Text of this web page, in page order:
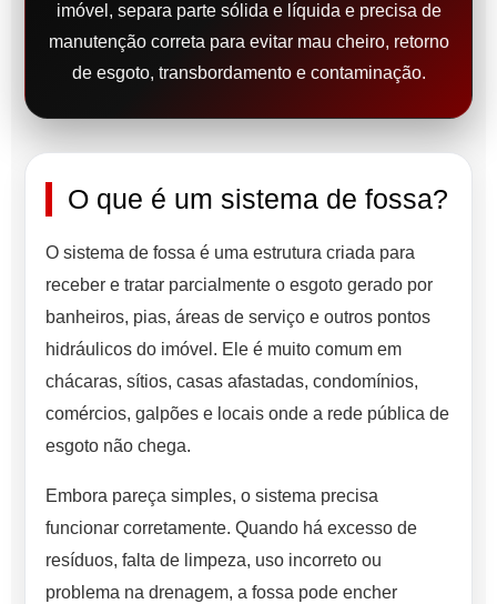
imóvel, separa parte sólida e líquida e precisa de
manutenção correta para evitar mau cheiro, retorno
de esgoto, transbordamento e contaminação.
O que é um sistema de fossa?
O sistema de fossa é uma estrutura criada para
receber e tratar parcialmente o esgoto gerado por
banheiros, pias, áreas de serviço e outros pontos
hidráulicos do imóvel. Ele é muito comum em
chácaras, sítios, casas afastadas, condomínios,
comércios, galpões e locais onde a rede pública de
esgoto não chega.
Embora pareça simples, o sistema precisa
funcionar corretamente. Quando há excesso de
resíduos, falta de limpeza, uso incorreto ou
problema na drenagem, a fossa pode encher